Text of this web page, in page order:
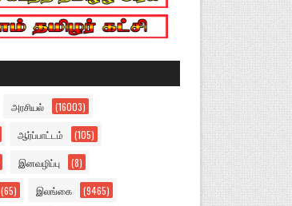
அரசியல் (16003)
ஆர்ப்பாட்டம் (105)
இனவழிப்பு (8)
(65) இலங்கை (9465)